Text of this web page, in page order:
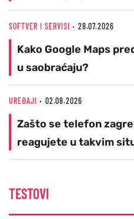
SOFTVER I SERVISI 28.07.2026
Kako Google Maps
u saobraćaju?
UREĐAJI 02.08.2026
Zašto se telefon
reagujete u takvim
TESTOVI